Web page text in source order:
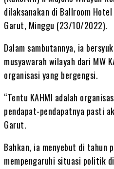
dilaksanakan di Ballroom
Garut, Minggu (23/10/2022).
Dalam sambutannya, ia
musyawarah wilayah dari MW
organisasi yang bergengsi.
“Tentu KAHMI adalah
pendapat-pendapatnya pasti
Garut.
Bahkan, ia menyebut di tahun
mempengaruhi situasi politik